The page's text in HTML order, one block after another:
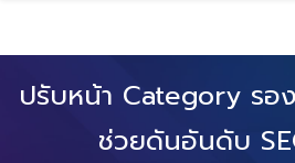
ปรับหน้า Category รอง
ช่วยดันอันดับ